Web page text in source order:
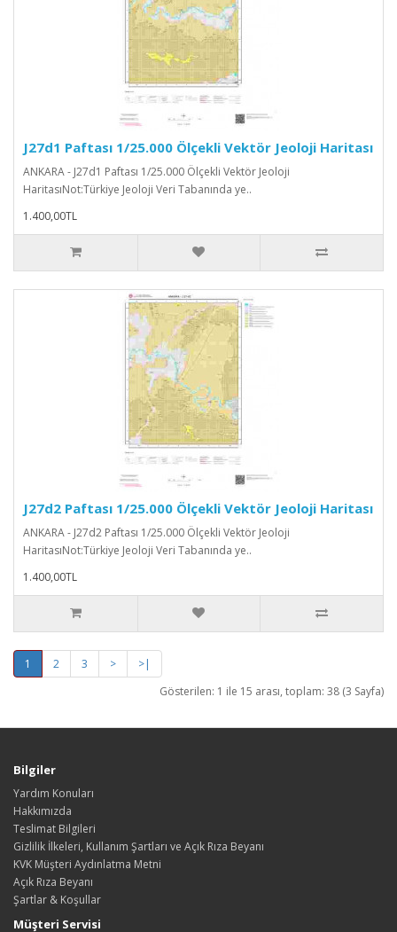
J27d1 Paftası 1/25.000 Ölçekli Vektör Jeoloji Haritası
ANKARA - J27d1 Paftası 1/25.000 Ölçekli Vektör Jeoloji
HaritasıNot:Türkiye Jeoloji Veri Tabanında ye..
1.400,00TL
J27d2 Paftası 1/25.000 Ölçekli Vektör Jeoloji Haritası
ANKARA - J27d2 Paftası 1/25.000 Ölçekli Vektör Jeoloji
HaritasıNot:Türkiye Jeoloji Veri Tabanında ye..
1.400,00TL
1 2 3 >
>|
Gösterilen: 1 ile 15 arası, toplam: 38 (3 Sayfa)
Bilgiler
Yardım Konuları
Hakkımızda
Teslimat Bilgileri
Gizlilik İlkeleri, Kullanım Şartları ve Açık Rıza Beyanı
KVK Müşteri Aydınlatma Metni
Açık Rıza Beyanı
Şartlar & Koşullar
Müşteri Servisi